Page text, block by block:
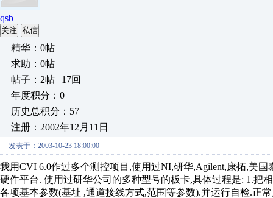
qsb
关注 私信
精华：0帖
求助：0帖
帖子：2帖 | 17回
年度积分：0
历史总积分：57
注册：2002年12月11日
发表于：2003-10-23 18:00:00
我用CVI 6.0作过多个测控项目,使用过NI,研华,Agilent,康拓,美
硬件平台. 使用过研华公司的多种型号的板卡,具体过程是: 1.把
各项基本参数(基址 ,通道接线方式,范围等参数).并运行自检.正常